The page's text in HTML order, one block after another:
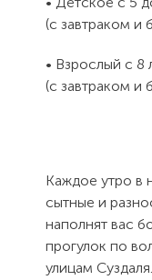
(с завтраком и
• Взрослый с 8
(с завтраком и
Каждое утро в
сытные и
наполнят вас
прогулок по
улицам